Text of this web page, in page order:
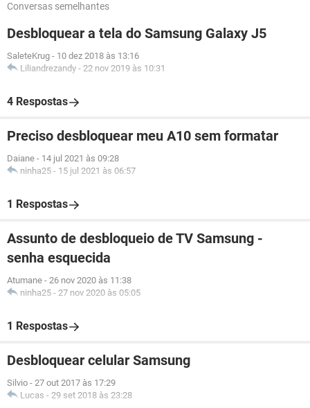
Conversas semelhantes
Desbloquear a tela do Samsung Galaxy J5
SaleteKrug - 10 dez 2018 às 13:16
Liliandrezandy - 22 nov 2019 às 10:31
4 Respostas
Preciso desbloquear meu A10 sem formatar
Daiane - 14 jul 2021 às 09:28
ninha25 - 15 jul 2021 às 06:57
1 Respostas
Assunto de desbloqueio de TV Samsung -
senha esquecida
Atumane - 26 nov 2020 às 11:38
ninha25 - 27 nov 2020 às 05:05
1 Respostas
Desbloquear celular Samsung
Silvio - 27 out 2017 às 17:29
Lucas - 29 set 2018 às 23:28